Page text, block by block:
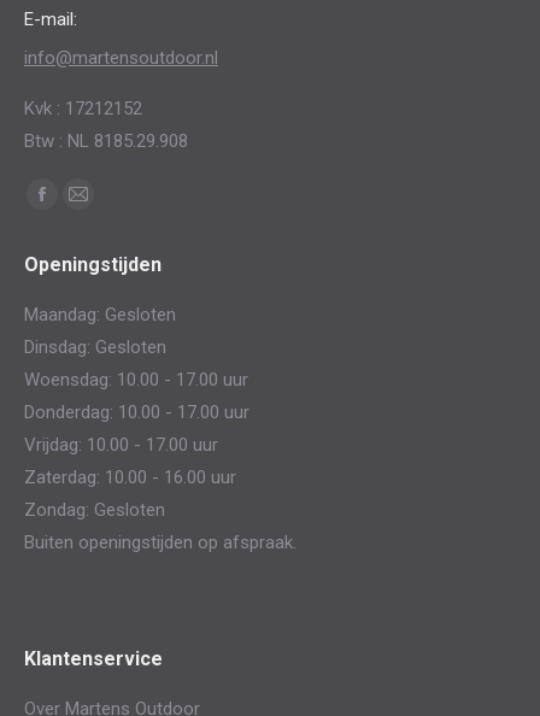
E-mail:
info@martensoutdoor.nl
Kvk : 17212152
Btw : NL 8185.29.908
Vind ons op:
Facebook
opens
Mail
opens
Openingstijden
Maandag: Gesloten
Dinsdag: Gesloten
Woensdag: 10.00 - 17.00 uur
Donderdag: 10.00 - 17.00 uur
Vrijdag: 10.00 - 17.00 uur
Zaterdag: 10.00 - 16.00 uur
Zondag: Gesloten
Buiten openingstijden op afspraak.
Klantenservice
Over Martens Outdoor